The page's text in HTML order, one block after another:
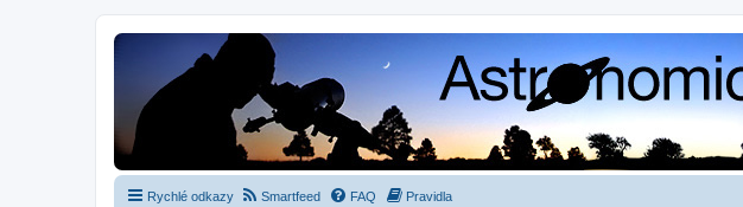
Rychlé odkazy Smartfeed FAQ Pravidla